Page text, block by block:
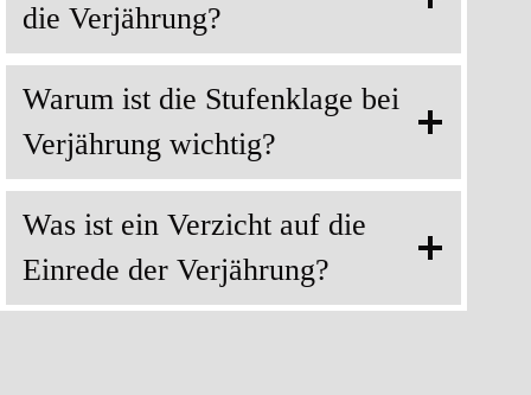
die Verjährung?
Warum ist die Stufenklage bei
Verjährung wichtig?
Was ist ein Verzicht auf die
Einrede der Verjährung?